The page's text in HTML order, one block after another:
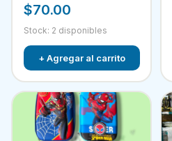
$70.00
Stock: 2 disponibles
+ Agregar al carrito